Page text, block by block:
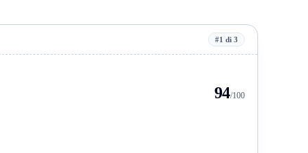
#1 di 3
94/100